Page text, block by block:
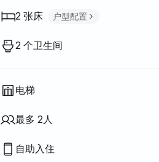
2 张床 户型配置
2 个卫生间
电梯
最多 2人
自助入住